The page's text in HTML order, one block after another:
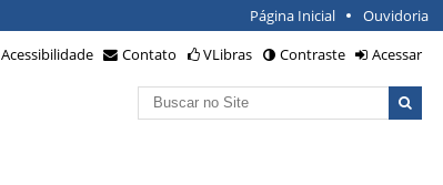
Página Inicial Ouvidoria
Acessibilidade Contato VLibras Contraste
Acessar
Busca